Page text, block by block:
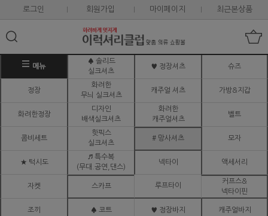
로그인 회원가입 마이페이지 최근본상품
메뉴
♠ 솔리드
실크셔츠
♥ 정장셔츠 슈즈
정장
화려한
무늬 실크셔츠
캐주얼 셔츠 가방&지갑
화려한정장
디자인
배색실크셔츠
화려한
캐주얼셔츠
벨트
콤비세트
핫픽스
실크셔츠
# 망사셔츠 모자
★ 턱시도
♬ 특수복
(무대.공연,댄스)
넥타이 액세서리
자켓 스카프 루프타이
커프스&
넥타이핀
조끼 ♠ 코트 ♥ 정장바지 캐주얼바지